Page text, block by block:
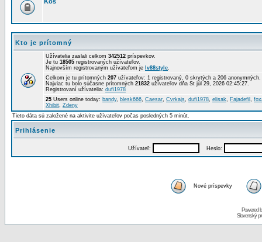
Kto je prítomný
Užívatelia zaslali celkom 342512 príspevkov.
Je tu 18505 registrovaných užívateľov.
Najnovším registrovaným užívateľom je lv88style.
Celkom je tu prítomných 207 užívateľov: 1 registrovaný, 0 skrytých a 206
Najviac tu bolo súčasne prítomných 21832 užívateľov dňa St júl 29, 2026 02:45:27.
Registrovaní užívatelia: dufi1978
25 Users online today: bandy, blesk666, Caesar, Cvrkajs, dufi1978, elisak, Fajadefil ,
Xhibit, Zdeny
Tieto dáta sú založené na aktivite užívateľov počas posledných 5 minút.
Prihlásenie
Užívateľ: Heslo:
Nové príspevky
Powered
Slovenský